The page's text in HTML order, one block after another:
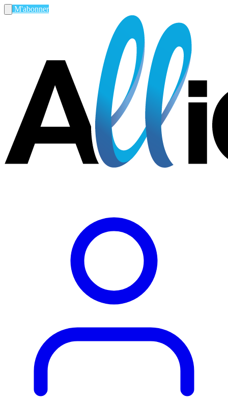
M'abonner